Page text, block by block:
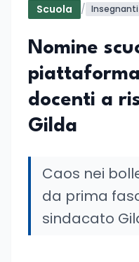
Scuola / Insegnanti
Nomine
docenti a
Gilda
Caos nei
da prima
sindacato